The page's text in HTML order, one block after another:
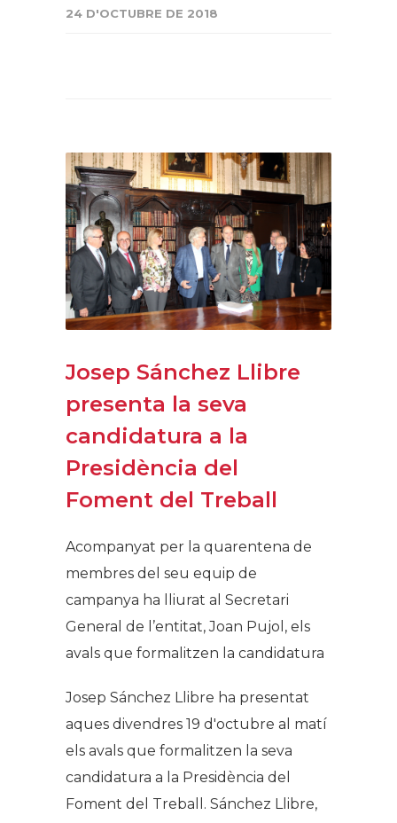
24 D'OCTUBRE DE 2018
Josep Sánchez Llibre
presenta la seva
candidatura a la
Presidència del
Foment del Treball
Acompanyat per la quarentena de
membres del seu equip de
campanya ha lliurat al Secretari
General de l’entitat, Joan Pujol, els
avals que formalitzen la candidatura
Josep Sánchez Llibre ha presentat
aques divendres 19 d'octubre al matí
els avals que formalitzen la seva
candidatura a la Presidència del
Foment del Treball. Sánchez Llibre,